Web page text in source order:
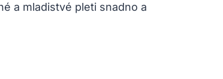
a mladistvé pleti snadno a